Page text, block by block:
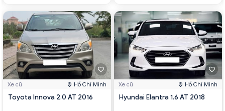
Xe cũ Hồ Chí Minh
Toyota Innova 2.0 AT 2016
Xe cũ Hồ Chí Minh
Hyundai Elantra 1.6 AT 2018